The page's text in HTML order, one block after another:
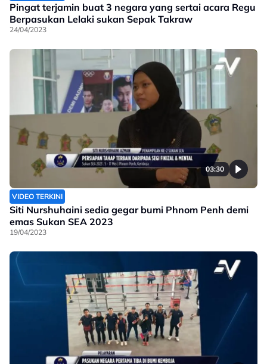
Pingat terjamin buat 3 negara yang sertai acara Regu
Berpasukan Lelaki sukan Sepak Takraw
24/04/2023
03:30
VIDEO TERKINI
Siti Nurshuhaini sedia gegar bumi Phnom Penh demi
emas Sukan SEA 2023
19/04/2023